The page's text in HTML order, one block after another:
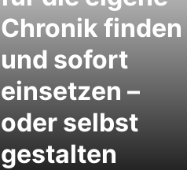
Chronik finden
und sofort
einsetzen –
oder selbst
gestalten